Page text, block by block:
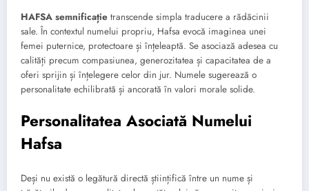
HAFSA semnificație transcende simpla traducere a rădăcinii
sale. În contextul numelui propriu, Hafsa evocă imaginea unei
femei puternice, protectoare și înțeleaptă. Se asociază adesea cu
calități precum compasiunea, generozitatea și capacitatea de a
oferi sprijin și înțelegere celor din jur. Numele sugerează o
personalitate echilibrată și ancorată în valori morale solide.
Personalitatea Asociată Numelui
Hafsa
Deși nu există o legătură directă științifică între un nume și